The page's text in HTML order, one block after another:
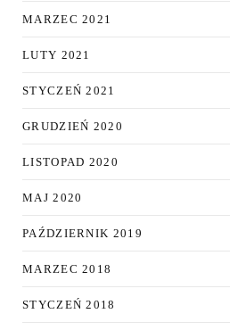
MARZEC 2021
LUTY 2021
STYCZEŃ 2021
GRUDZIEŃ 2020
LISTOPAD 2020
MAJ 2020
PAŹDZIERNIK 2019
MARZEC 2018
STYCZEŃ 2018